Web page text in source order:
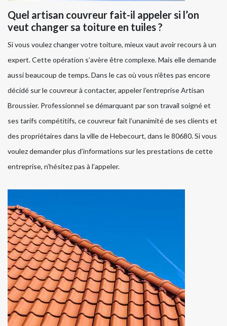
Quel artisan couvreur fait-il appeler si l’on
veut changer sa toiture en tuiles ?
Si vous voulez changer votre toiture, mieux vaut avoir recours à un
expert. Cette opération s’avère être complexe. Mais elle demande
aussi beaucoup de temps. Dans le cas où vous n’êtes pas encore
décidé sur le couvreur à contacter, appeler l’entreprise Artisan
Broussier. Professionnel se démarquant par son travail soigné et
ses tarifs compétitifs, ce couvreur fait l’unanimité de ses clients et
des propriétaires dans la ville de Hebecourt, dans le 80680. Si vous
voulez demander plus d’informations sur les prestations de cette
entreprise, n’hésitez pas à l’appeler.